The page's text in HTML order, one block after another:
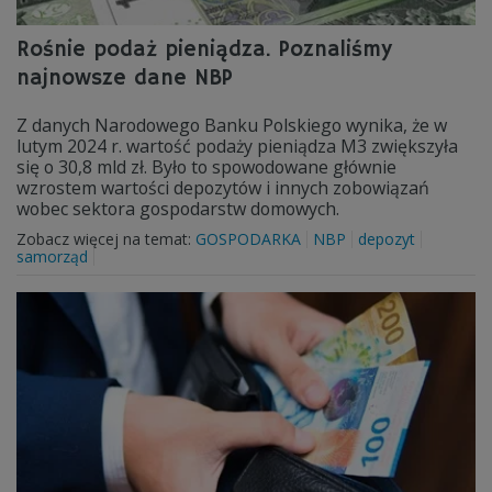
Rośnie podaż pieniądza. Poznaliśmy
najnowsze dane NBP
Z danych Narodowego Banku Polskiego wynika, że w
lutym 2024 r. wartość podaży pieniądza M3 zwiększyła
się o 30,8 mld zł. Było to spowodowane głównie
wzrostem wartości depozytów i innych zobowiązań
wobec sektora gospodarstw domowych.
Zobacz więcej na temat: GOSPODARKA NBP
depozyt
samorząd